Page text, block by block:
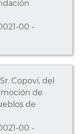
00 -
Copoví, del
de
de
00 -